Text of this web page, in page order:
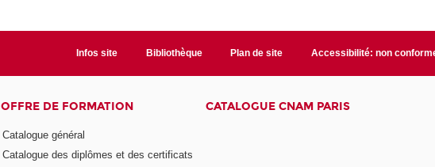
Infos site Bibliothèque Plan de site Accessibilité: non
OFFRE DE FORMATION
Catalogue général
Catalogue des diplômes et des certificats
CATALOGUE CNAM PARIS